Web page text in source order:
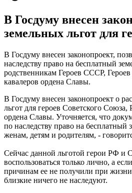
В Госдуму внесен
земельных льгот для
В Госдуму внесен законопроект,
наследству право на бесплатный
родственникам Героев СССР,
кавалеров ордена Славы.
В Госдуму внесен законопроект о
льгот для героев Советского
ордена Славы. Уточняется, что
по наследству право на бесплатный
женам, детям и родителям, -
Сейчас данной льготой герои РФ и
воспользоваться только лично, а
причинам ее не получили при
близкие ничего не наследуют.